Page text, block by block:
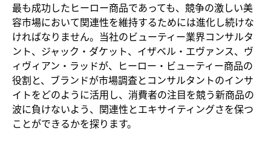
最も成功したヒーロー商品であっても、競争の激しい美
容市場において関連性を維持するためには進化し続けな
ければなりません。当社のビューティー業界コンサルタ
ント、ジャック・ダケット、イザベル・エヴァンス、ヴ
ィヴィアン・ラッドが、ヒーロー・ビューティー商品の
役割と、ブランドが市場調査とコンサルタントのインサ
イトをどのように活用し、消費者の注目を競う新商品の
波に負けないよう、関連性とエキサイティングさを保つ
ことができるかを探ります。